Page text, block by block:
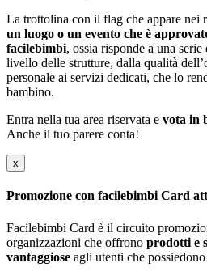
La trottolina con il flag che appare nei
un luogo o un evento che è
facilebimbi, ossia risponde a una
livello delle strutture, dalla qualità
personale ai servizi dedicati, che lo
bambino.
Entra nella tua area riservata e vota in
Anche il tuo parere conta!
x
Promozione con facilebimbi Card
Facilebimbi Card è il circuito
organizzazioni che offrono prodotti e
vantaggiose agli utenti che